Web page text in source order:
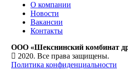
О компании
Новости
Вакансии
Контакты
ООО «Шекснинский комбинат
2020. Все права защищены.
Политика конфиденциальности